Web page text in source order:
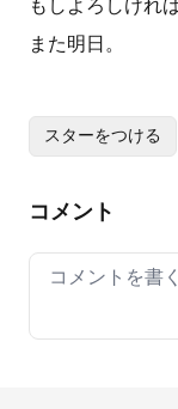
もしよろしけれ
また明日。
スターをつける
コメント
Your comment